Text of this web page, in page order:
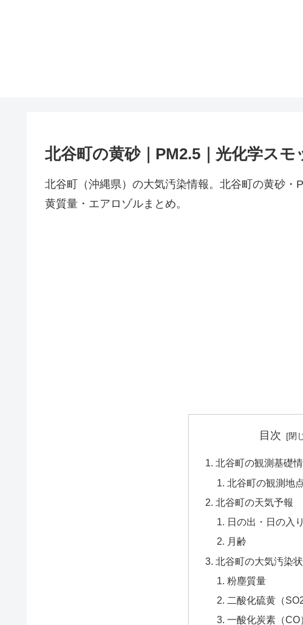
北谷町の黄砂｜PM2.5｜光化学スモ
北谷町（沖縄県）の大気汚染情報。北谷町の黄砂
黄質量・エアロゾルまとめ。
目次
北谷町の観測基礎
北谷町の観測地
北谷町の天気予報
日の出・日の入り
月齢
北谷町の大気汚染
粉塵質量
二酸化硫黄（
一酸化炭素（CO